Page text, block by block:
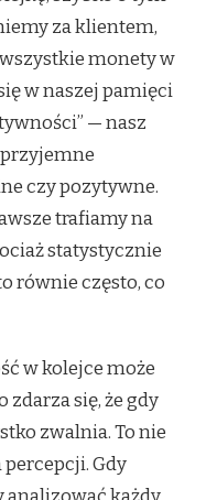
za klientem,
monety w
w naszej pamięci
— nasz
czy pozytywne.
trafiamy na
statystycznie
równie często, co
w kolejce może
zdarza się, że gdy
zwalnia. To nie
Gdy